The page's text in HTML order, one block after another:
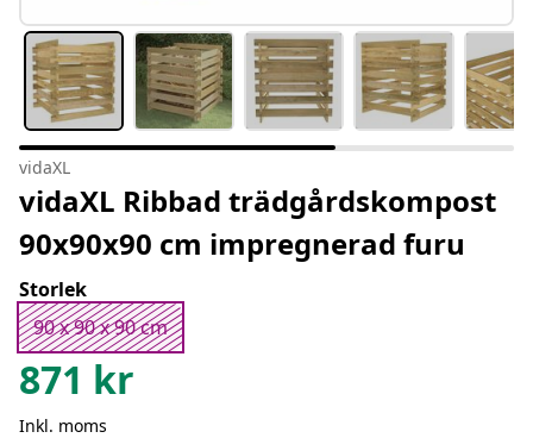
vidaXL
vidaXL Ribbad trädgårdskompost
90x90x90 cm impregnerad furu
Storlek
90 x 90 x 90 cm
871 kr
Inkl. moms